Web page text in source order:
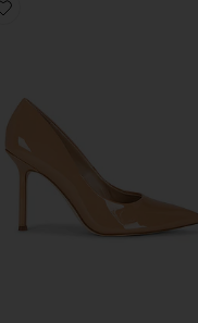
Favorite ТУФЛИ НА КАБЛУКЕ